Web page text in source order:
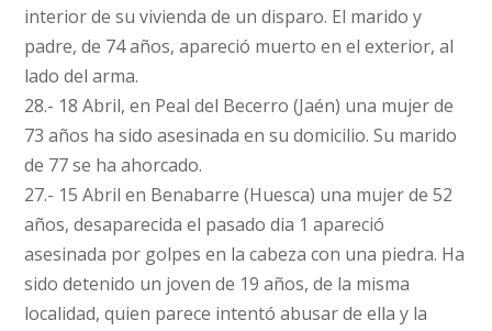
interior de su vivienda de un disparo. El marido y
padre, de 74 años, apareció muerto en el exterior, al
lado del arma.
28.- 18 Abril, en Peal del Becerro (Jaén) una mujer de
73 años ha sido asesinada en su domicilio. Su marido
de 77 se ha ahorcado.
27.- 15 Abril en Benabarre (Huesca) una mujer de 52
años, desaparecida el pasado dia 1 apareció
asesinada por golpes en la cabeza con una piedra. Ha
sido detenido un joven de 19 años, de la misma
localidad, quien parece intentó abusar de ella y la